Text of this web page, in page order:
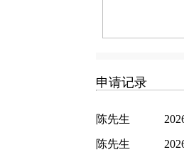
申请记录
陈先生
陈先生